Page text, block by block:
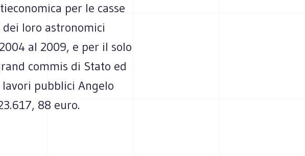
per le casse
loro astronomici
al 2009, e per il solo
commis di Stato ed
pubblici Angelo
88 euro.